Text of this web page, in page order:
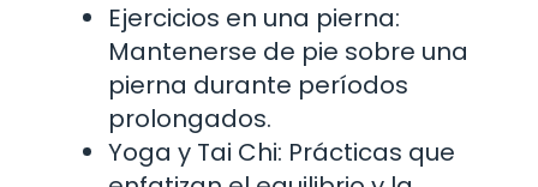
Ejercicios en una pierna:
Mantenerse de pie sobre una
pierna durante períodos
prolongados.
Yoga y Tai Chi: Prácticas que